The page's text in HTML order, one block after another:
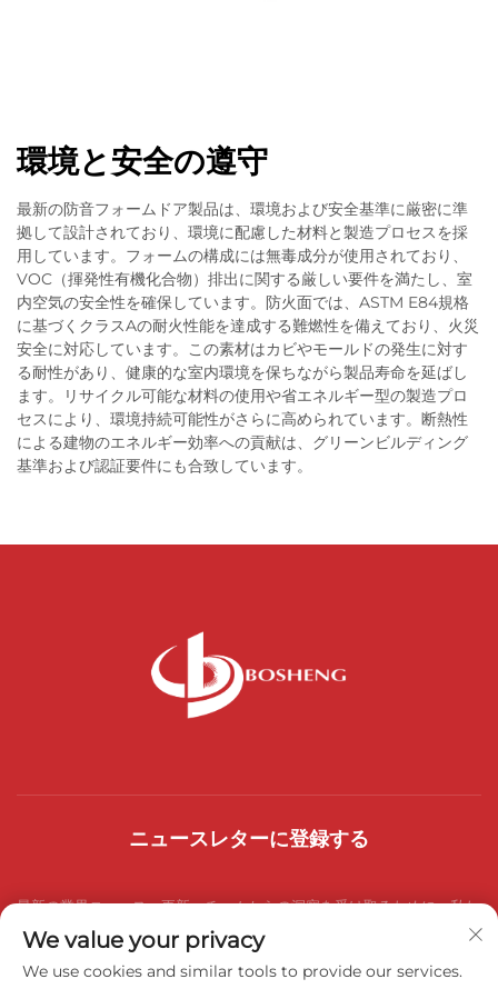
環境と安全の遵守
最新の防音フォームドア製品は、環境および安全基準に厳密に準
拠して設計されており、環境に配慮した材料と製造プロセスを採
用しています。フォームの構成には無毒成分が使用されており、
VOC（揮発性有機化合物）排出に関する厳しい要件を満たし、室
内空気の安全性を確保しています。防火面では、ASTM E84規格
に基づくクラスAの耐火性能を達成する難燃性を備えており、火災
安全に対応しています。この素材はカビやモールドの発生に対す
る耐性があり、健康的な室内環境を保ちながら製品寿命を延ばし
ます。リサイクル可能な材料の使用や省エネルギー型の製造プロ
セスにより、環境持続可能性がさらに高められています。断熱性
による建物のエネルギー効率への貢献は、グリーンビルディング
基準および認証要件にも合致しています。
ニュースレターに登録する
最新の業界ニュース、更新、チームからの洞察を受け取るために、私た
ちのニュースレターにご参加ください。
We value your privacy
We use cookies and similar tools to provide our services.